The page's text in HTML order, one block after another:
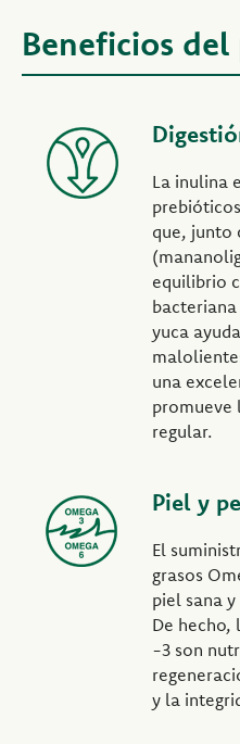
Beneficios
La inulina
que, junto
equilibrio
yuca
una
promueve
regular.
Piel y
El
grasos
piel sana
De hecho,
-3 son
y la